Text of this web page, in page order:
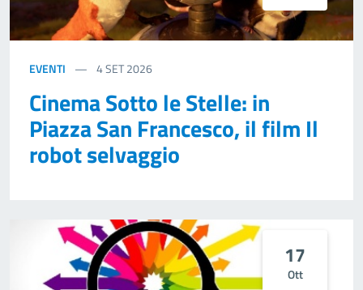
EVENTI 4SET 2026
Cinema Sotto le Stelle: in
Piazza San Francesco, il film Il
robot selvaggio
17
Ott